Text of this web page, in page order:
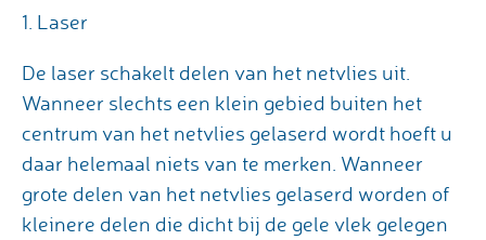
1. Laser
De laser schakelt delen van het netvlies uit.
Wanneer slechts een klein gebied buiten het
centrum van het netvlies gelaserd wordt hoeft u
daar helemaal niets van te merken. Wanneer
grote delen van het netvlies gelaserd worden of
kleinere delen die dicht bij de gele vlek gelegen